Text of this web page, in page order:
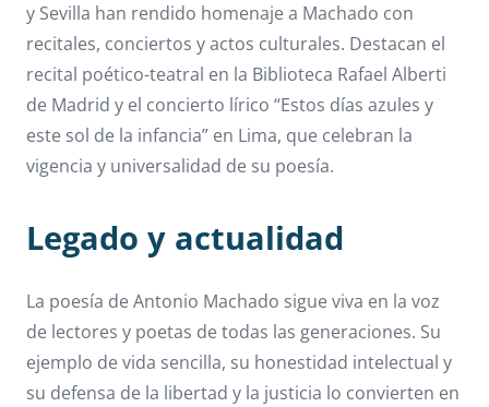
y Sevilla han rendido homenaje a Machado con
recitales, conciertos y actos culturales. Destacan el
recital poético-teatral en la Biblioteca Rafael Alberti
de Madrid y el concierto lírico “Estos días azules y
este sol de la infancia” en Lima, que celebran la
vigencia y universalidad de su poesía.
Legado y actualidad
La poesía de Antonio Machado sigue viva en la voz
de lectores y poetas de todas las generaciones. Su
ejemplo de vida sencilla, su honestidad intelectual y
su defensa de la libertad y la justicia lo convierten en